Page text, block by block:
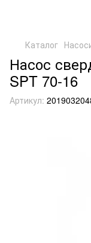
Каталог
Насос
SPT 70-16
Артикул: